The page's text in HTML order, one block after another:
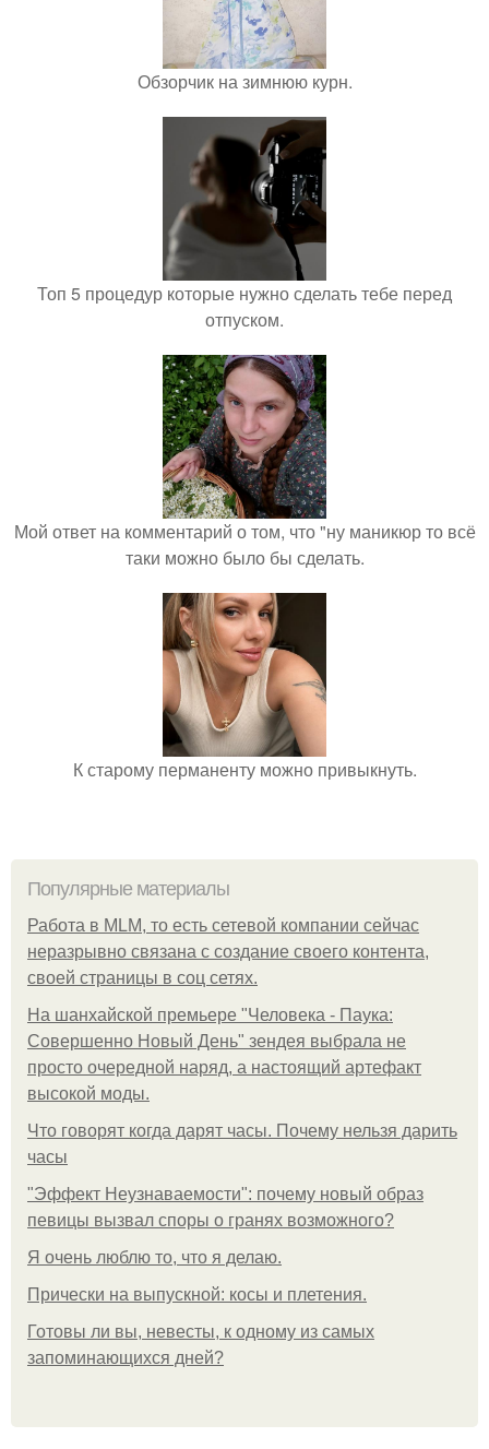
Обзорчик на зимнюю курн.
Топ 5 процедур которые нужно сделать тебе перед
отпуском.
Мой ответ на комментарий о том, что "ну маникюр то всё
таки можно было бы сделать.
К старому перманенту можно привыкнуть.
Популярные материалы
Работа в MLM, то есть сетевой компании сейчас
неразрывно связана с создание своего контента,
своей страницы в соц сетях.
На шанхайской премьере "Человека - Паука:
Совершенно Новый День" зендея выбрала не
просто очередной наряд, а настоящий артефакт
высокой моды.
Что говорят когда дарят часы. Почему нельзя дарить
часы
"Эффект Неузнаваемости": почему новый образ
певицы вызвал споры о гранях возможного?
Я очень люблю то, что я делаю.
Прически на выпускной: косы и плетения.
Готовы ли вы, невесты, к одному из самых
запоминающихся дней?